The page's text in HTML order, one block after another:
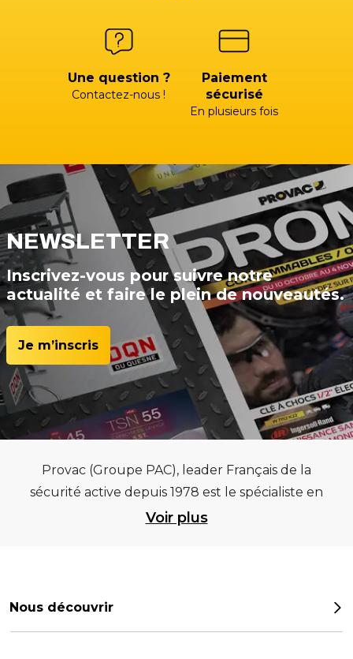
Une question ?
Contactez-nous !
Paiement
sécurisé
En plusieurs fois
NEWSLETTER
Inscrivez-vous pour suivre notre
actualité et faire le plein de nouveautés.
Je m’inscris
Provac (Groupe PAC), leader Français de la
sécurité active depuis 1978 est le spécialiste en
équipements pour garages et centres
meilleurs équipements sur des critères de
Voir plus
Nous découvrir